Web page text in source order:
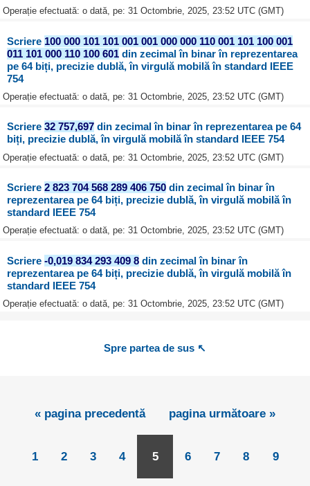
Operație efectuată: o dată, pe: 31 Octombrie, 2025, 23:52 UTC (GMT)
Scriere 100 000 101 101 001 001 000 000 110 001 101 100 001
011 101 000 110 100 601 din zecimal în binar în reprezentarea
pe 64 biți, precizie dublă, în virgulă mobilă în standard IEEE
754
Operație efectuată: o dată, pe: 31 Octombrie, 2025, 23:52 UTC (GMT)
Scriere32 757,697 din zecimal în binar în reprezentarea pe 64
biți, precizie dublă, în virgulă mobilă în standard IEEE 754
Operație efectuată: o dată, pe: 31 Octombrie, 2025, 23:52 UTC (GMT)
Scriere2 823 704 568 289 406 750 din zecimal în binar în
reprezentarea pe 64 biți, precizie dublă, în virgulă mobilă în
standard IEEE 754
Operație efectuată: o dată, pe: 31 Octombrie, 2025, 23:52 UTC (GMT)
Scriere-0,019 834 293 409 8 din zecimal în binar în
reprezentarea pe 64 biți, precizie dublă, în virgulă mobilă în
standard IEEE 754
Operație efectuată: o dată, pe: 31 Octombrie, 2025, 23:52 UTC (GMT)
Spre partea de sus ↖
« pagina precedentă pagina următoare »
1 2 3 4 5 6 7 8 9